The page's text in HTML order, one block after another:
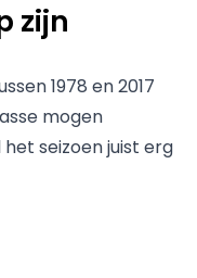
zijn
1978 en 2017
mogen
seizoen juist erg